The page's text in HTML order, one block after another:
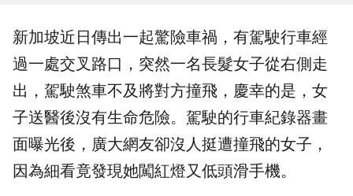
新加坡近日傳出一起驚險車禍 ，有駕駛行車經
過一處交叉路口，突然一名長髮女子從右側走
出，駕駛煞車不及將對方撞飛，慶幸的是，女
子送醫後沒有生命危險。駕駛的行車紀錄器畫
面曝光後，廣大網友卻沒人挺遭撞飛的女子，
因為細看竟發現她闖紅燈又低頭滑手機。